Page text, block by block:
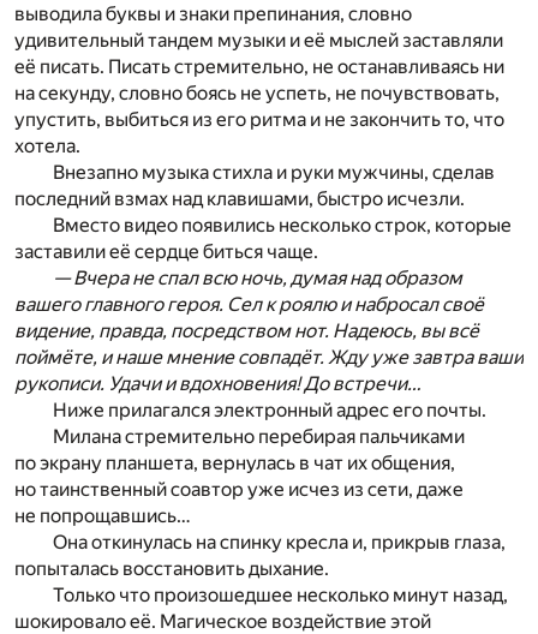
выводила буквы и знаки препинания, словно
удивительный тандем музыки и её мыслей заставляли
её писать. Писать стремительно, не останавливаясь ни
на секунду, словно боясь не успеть, не почувствовать,
упустить, выбиться из его ритма и не закончить то, что
хотела.
Внезапно музыка стихла и руки мужчины, сделав
последний взмах над клавишами, быстро исчезли.
Вместо видео появились несколько строк, которые
заставили её сердце биться чаще.
— Вчера не спал всю ночь, думая над образом
вашего главного героя. Сел к роялю и набросал своё
видение, правда, посредством нот. Надеюсь, вы всё
поймёте, и наше мнение совпадёт. Жду уже завтра ваши
рукописи. Удачи и вдохновения! До встречи…
Ниже прилагался электронный адрес его почты.
Милана стремительно перебирая пальчиками
по экрану планшета, вернулась в чат их общения,
но таинственный соавтор уже исчез из сети, даже
не попрощавшись…
Она откинулась на спинку кресла и, прикрыв глаза,
попыталась восстановить дыхание.
Только что произошедшее несколько минут назад,
шокировало её. Магическое воздействие этой